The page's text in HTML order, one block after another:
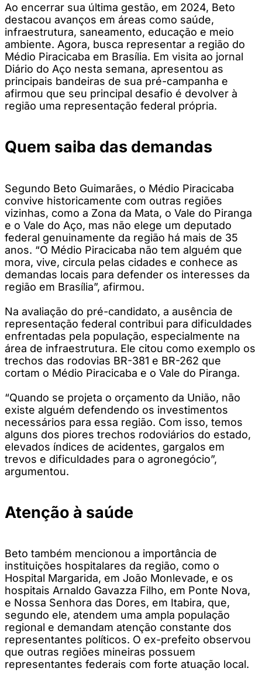
Ao encerrar sua última gestão, em 2024, Beto
destacou avanços em áreas como saúde,
infraestrutura, saneamento, educação e meio
ambiente. Agora, busca representar a região do
Médio Piracicaba em Brasília. Em visita ao jornal
Diário do Aço nesta semana, apresentou as
principais bandeiras de sua pré-campanha e
afirmou que seu principal desafio é devolver à
região uma representação federal própria.
Quem saiba das demandas
Segundo Beto Guimarães, o Médio Piracicaba
convive historicamente com outras regiões
vizinhas, como a Zona da Mata, o Vale do Piranga
e o Vale do Aço, mas não elege um deputado
federal genuinamente da região há mais de 35
anos. “O Médio Piracicaba não tem alguém que
mora, vive, circula pelas cidades e conhece as
demandas locais para defender os interesses da
região em Brasília”, afirmou.
Na avaliação do pré-candidato, a ausência de
representação federal contribui para dificuldades
enfrentadas pela população, especialmente na
área de infraestrutura. Ele citou como exemplo os
trechos das rodovias BR-381 e BR-262 que
cortam o Médio Piracicaba e o Vale do Piranga.
“Quando se projeta o orçamento da União, não
existe alguém defendendo os investimentos
necessários para essa região. Com isso, temos
alguns dos piores trechos rodoviários do estado,
elevados índices de acidentes, gargalos em
trevos e dificuldades para o agronegócio”,
argumentou.
Atenção à saúde
Beto também mencionou a importância de
instituições hospitalares da região, como o
Hospital Margarida, em João Monlevade, e os
hospitais Arnaldo Gavazza Filho, em Ponte Nova,
e Nossa Senhora das Dores, em Itabira, que,
segundo ele, atendem uma ampla população
regional e demandam atenção constante dos
representantes políticos. O ex-prefeito observou
que outras regiões mineiras possuem
representantes federais com forte atuação local.